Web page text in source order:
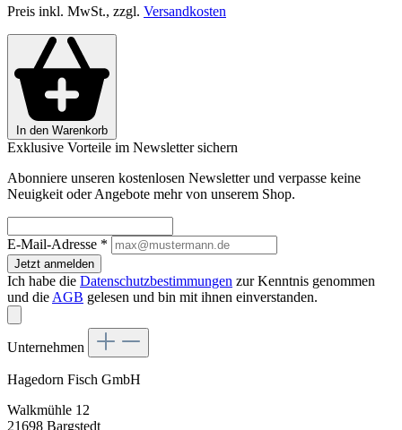
Preis inkl. MwSt., zzgl. Versandkosten
In den Warenkorb
Exklusive Vorteile im Newsletter sichern
Abonniere unseren kostenlosen Newsletter und verpasse keine
Neuigkeit oder Angebote mehr von unserem Shop.
E-Mail-Adresse *
Jetzt anmelden
Ich habe die Datenschutzbestimmungen zur Kenntnis genommen
und die AGB gelesen und bin mit ihnen einverstanden.
Unternehmen
Hagedorn Fisch GmbH
Walkmühle 12
21698 Bargstedt